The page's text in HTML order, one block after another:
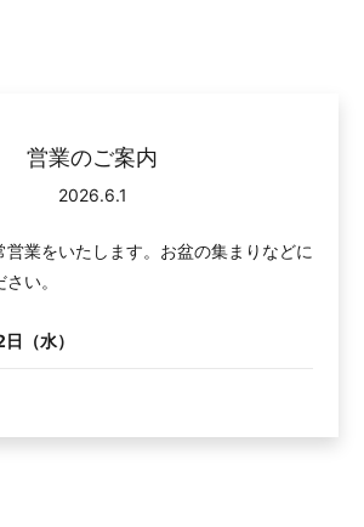
営業のご案内
2026.6.1
営業をいたします。お盆の集まりなどに
い。
（水）